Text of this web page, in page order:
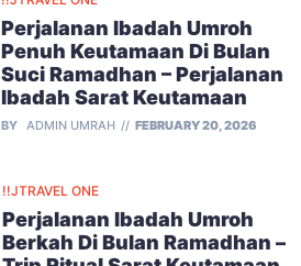
Perjalanan Ibadah Umroh
Penuh Keutamaan Di Bulan
Suci Ramadhan – Perjalanan
Ibadah Sarat Keutamaan
BY ADMIN UMRAH FEBRUARY 20, 2026
!!JTRAVEL ONE
Perjalanan Ibadah Umroh
Berkah Di Bulan Ramadhan –